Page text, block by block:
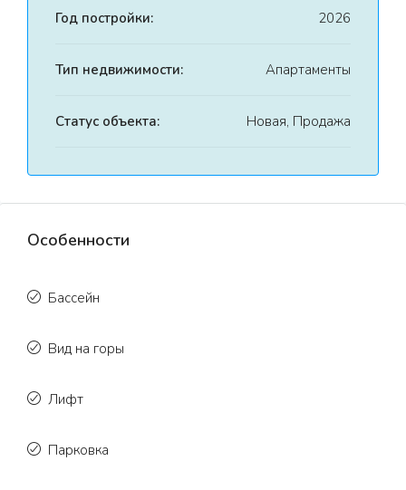
Год постройки: 2026
Тип недвижимости: Апартаменты
Статус объекта: Новая, Продажа
Особенности
Бассейн
Вид на горы
Лифт
Парковка